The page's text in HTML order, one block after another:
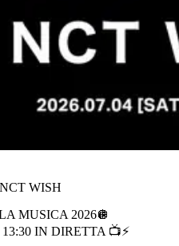
WISH
MUSICA 2026🪩
13:30 IN DIRETTA 📺⚡️